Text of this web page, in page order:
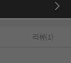
리뷰(1)